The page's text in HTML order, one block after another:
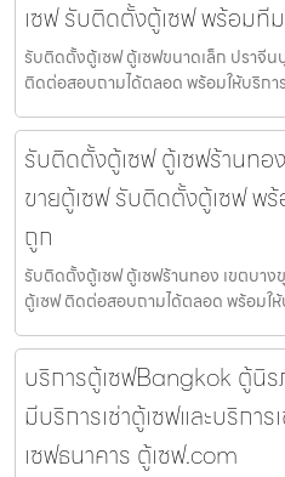
เซฟ รับติดตั้งตู้เซฟ พร้อมที
รับติดตั้งตู้เซฟ ตู้เซฟขนาดเล็ก ปราจี
ติดต่อสอบถามได้ตลอด พร้อมให้บริกา
รับติดตั้งตู้เซฟ ตู้เซฟร้านทอ
ขายตู้เซฟ รับติดตั้งตู้เซฟ พ
ถูก
รับติดตั้งตู้เซฟ ตู้เซฟร้านทอง เขตบา
ตู้เซฟ ติดต่อสอบถามได้ตลอด พร้อมให้
บริการตู้เซฟBangkok ตู้นิร
มีบริการเช่าตู้เซฟและบริกา
เซฟธนาคาร ตู้เซฟ.com